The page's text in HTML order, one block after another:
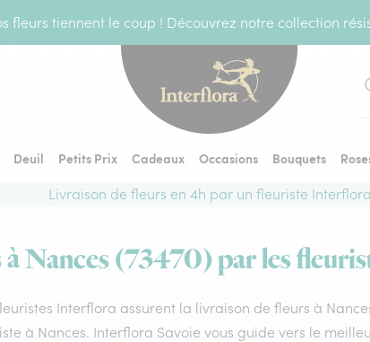
fleurs tiennent le coup ! Découvrez notre collection
Deuil Petits Prix Cadeaux Occasions Bouquets
Livraison de fleurs en 4h par un fleuriste Interflora
Nances (73470) par les
Interflora assurent la livraison de fleurs à
à Nances. Interflora Savoie vous guide vers le